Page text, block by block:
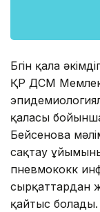
Бүгін қала
ҚР ДСМ
қаласы
Бейсенова
сақтау
пневмококк
сырқаттардан
қайтыс